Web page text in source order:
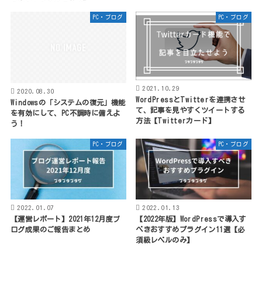
PC・ブログ
2020.08.30
Windowsの「システムの復元」機能
を有効にして、PC不調時に備えよ
う！
PC・ブログ
2021.10.29
WordPressとTwitterを連携させ
て、記事を見やすくツイートする
方法【Twitterカード】
PC・ブログ
2022.01.07
【運営レポート】2021年12月度ブ
ログ成果のご報告まとめ
PC・ブログ
2022.01.13
【2022年版】WordPressで導入す
べきおすすめプラグイン11選【必
須級レベルのみ】